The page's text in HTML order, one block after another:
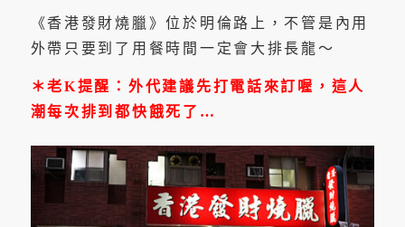
《香港發財燒臘》位於明倫路上，不管是內用
外帶只要到了用餐時間一定會大排長龍～
＊老K提醒：外代建議先打電話來訂喔，這人
潮每次排到都快餓死了…